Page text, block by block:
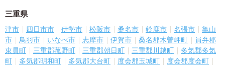
三重県
津市 四日市市 伊勢市 松阪市 桑名市 鈴鹿市 名張市
亀山
市
鳥羽市 いなべ市 志摩市 伊賀市 桑名郡木曽岬町
員弁郡
東員町
三重郡菰野町 三重郡朝日町 三重郡川越町
多気郡多気
町
多気郡明和町 多気郡大台町 度会郡玉城町
度会郡度会町